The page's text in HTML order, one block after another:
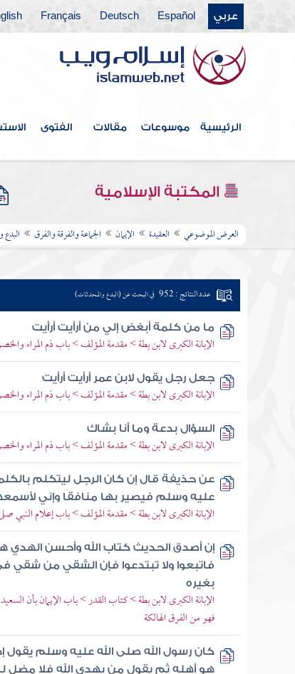
عربي Español
Deutsch
Français
الرئيسية موسوعات مقالات الفتوى
المكتبة الإسلامية
العرض الموضوعي العقيدة الإيمان الجماعة والفرقة والفرق
عدد النتائج : 952 في البحث عن (البدع والمحدثات)
ما من كلمة أبغض إلي من أرأيت أرأيت
الإبانة الكبرى لابن بطة > مقدمة المؤلف > باب ذم المراء
جعل رجل يقول لابن عمر أرأيت أرأيت
الإبانة الكبرى لابن بطة > مقدمة المؤلف > باب ذم المراء
السؤال بدعة وما أنا بشاك
الإبانة الكبرى لابن بطة > مقدمة المؤلف > باب ذم المراء
عن حذيفة قال إن كان الرجل ليتكلم
عليه وسلم فيصير بها منافقا وإني
الإبانة الكبرى لابن بطة > مقدمة المؤلف > باب إعلام النبي
إن أصدق الحديث كتاب الله وأحسن الهدي
فاتبعوا ولا تبتدعوا فإن الشقي من
بغيره
الإبانة الكبرى لابن بطة > كتاب القدر > باب الإيمان بأن
فهو من الفرق الهالكة
كان رسول الله صلى الله عليه وسلم يقول
هو أهله ثم يقول من يهدي الله فلا مضل